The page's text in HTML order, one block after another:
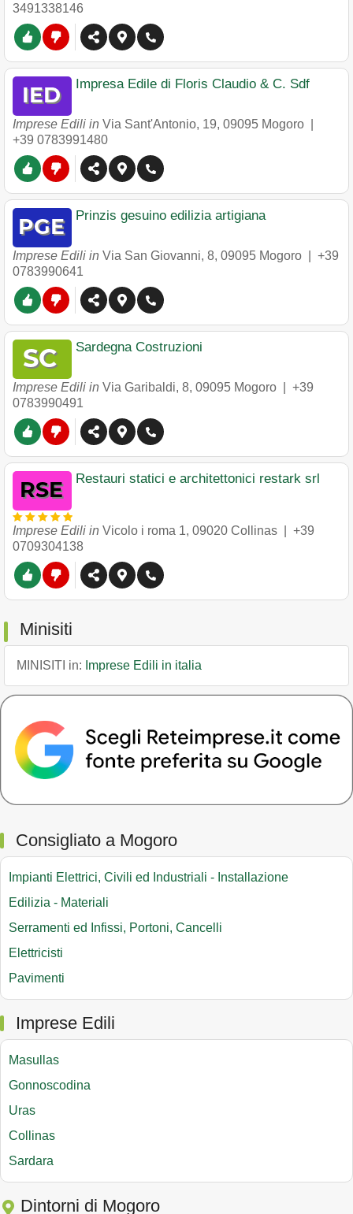
3491338146
Impresa Edile di Floris Claudio & C. Sdf
Imprese Edili in Via Sant'Antonio, 19, 09095 Mogoro
+39 0783991480
Prinzis gesuino edilizia artigiana
Imprese Edili in Via San Giovanni, 8, 09095 Mogoro
+39
0783990641
Sardegna Costruzioni
Imprese Edili in Via Garibaldi, 8, 09095 Mogoro
+39
0783990491
Restauri statici e architettonici restark srl
Imprese Edili in Vicolo i roma 1, 09020 Collinas
+39
0709304138
Minisiti
MINISITI in: Imprese Edili in italia
Consigliato a Mogoro
Impianti Elettrici, Civili ed Industriali - Installazione
Edilizia - Materiali
Serramenti ed Infissi, Portoni, Cancelli
Elettricisti
Pavimenti
Imprese Edili
Masullas
Gonnoscodina
Uras
Collinas
Sardara
Dintorni di Mogoro